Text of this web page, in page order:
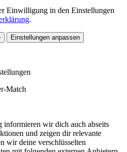
Einwilligung in den Einstellungen
.
Einstellungen anpassen
Match
wir dich auch abseits
und zeigen dir relevante
wir deine verschlüsselten